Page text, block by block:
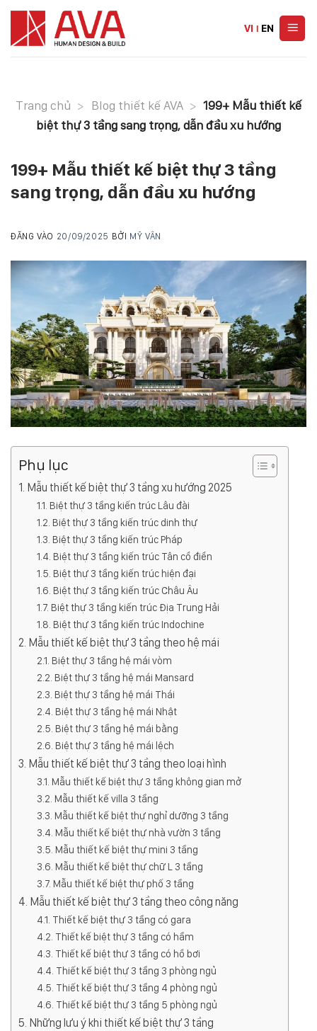
Skip
content
VI | EN
Trang chủ > Blog thiết kế AVA > 199+ Mẫu thiết kế
biệt thự 3 tầng sang trọng, dẫn đầu xu hướng
199+ Mẫu thiết kế biệt thự 3 tầng
sang trọng, dẫn đầu xu hướng
ĐĂNG VÀO 20/09/2025 BỞI MỸ VÂN
Phụ lục
Mẫu thiết kế biệt thự 3 tầng xu hướng 2025
Biệt thự 3 tầng kiến trúc Lâu đài
Biệt thự 3 tầng kiến trúc dinh thự
Biệt thự 3 tầng kiến trúc Pháp
Biệt thự 3 tầng kiến trúc Tân cổ điển
Biệt thự 3 tầng kiến trúc hiện đại
Biệt thự 3 tầng kiến trúc Châu Âu
Biệt thự 3 tầng kiến trúc Địa Trung Hải
Biệt thự 3 tầng kiến trúc Indochine
Mẫu thiết kế biệt thự 3 tầng theo hệ mái
Biệt thự 3 tầng hệ mái vòm
Biệt thự 3 tầng hệ mái Mansard
Biệt thự 3 tầng hệ mái Thái
Biệt thự 3 tầng hệ mái Nhật
Biệt thự 3 tầng hệ mái bằng
Biệt thự 3 tầng hệ mái lệch
Mẫu thiết kế biệt thự 3 tầng theo loại hình
Mẫu thiết kế biệt thự 3 tầng không gian mở
Mẫu thiết kế villa 3 tầng
Mẫu thiết kế biệt thự nghỉ dưỡng 3 tầng
Mẫu thiết kế biệt thự nhà vườn 3 tầng
Mẫu thiết kế biệt thự mini 3 tầng
Mẫu thiết kế biệt thự chữ L 3 tầng
Mẫu thiết kế biệt thự phố 3 tầng
Mẫu thiết kế biệt thự 3 tầng theo công năng
Thiết kế biệt thự 3 tầng có gara
Thiết kế biệt thự 3 tầng có hầm
Thiết kế biệt thự 3 tầng có hồ bơi
Thiết kế biệt thự 3 tầng 3 phòng ngủ
Thiết kế biệt thự 3 tầng 4 phòng ngủ
Thiết kế biệt thự 3 tầng 5 phòng ngủ
Những lưu ý khi thiết kế biệt thự 3 tầng